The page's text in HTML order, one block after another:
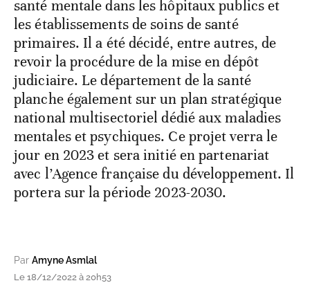
santé mentale dans les hôpitaux publics et
les établissements de soins de santé
primaires. Il a été décidé, entre autres, de
revoir la procédure de la mise en dépôt
judiciaire. Le département de la santé
planche également sur un plan stratégique
national multisectoriel dédié aux maladies
mentales et psychiques. Ce projet verra le
jour en 2023 et sera initié en partenariat
avec l’Agence française du développement. Il
portera sur la période 2023-2030.
Par Amyne Asmlal
Le 18/12/2022 à 20h53